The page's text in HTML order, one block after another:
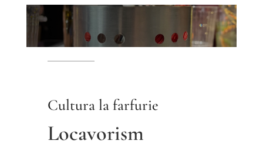
Cultura la farfurie
Locavorism